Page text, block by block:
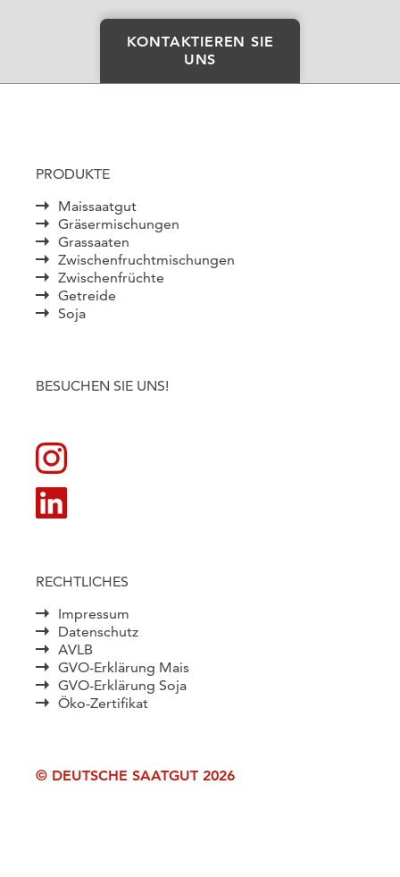
KONTAKTIEREN SIE
UNS
PRODUKTE
Maissaatgut
Gräsermischungen
Grassaaten
Zwischenfruchtmischungen
Zwischenfrüchte
Getreide
Soja
BESUCHEN SIE UNS!
RECHTLICHES
Impressum
Datenschutz
AVLB
GVO-Erklärung Mais
GVO-Erklärung Soja
Öko-Zertifikat
© DEUTSCHE SAATGUT 2026